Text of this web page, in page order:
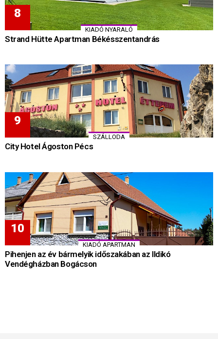
KIADÓ NYARALÓ
Strand Hütte Apartman Békésszentandrás
SZÁLLODA
City Hotel Ágoston Pécs
KIADÓ APARTMAN
Pihenjen az év bármelyik időszakában az Ildikó
Vendégházban Bogácson